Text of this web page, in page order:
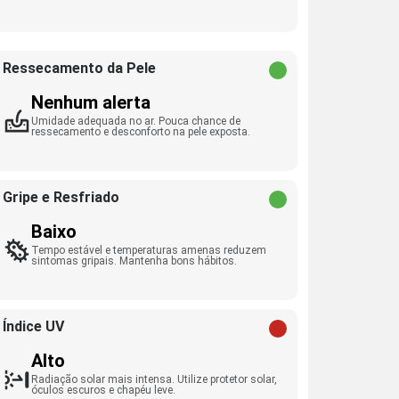
Ressecamento da Pele
Nenhum alerta
Umidade adequada no ar. Pouca chance de
ressecamento e desconforto na pele exposta.
Gripe e Resfriado
Baixo
Tempo estável e temperaturas amenas reduzem
sintomas gripais. Mantenha bons hábitos.
Índice UV
Alto
Radiação solar mais intensa. Utilize protetor solar,
óculos escuros e chapéu leve.